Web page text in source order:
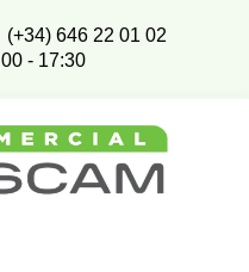
(+34) 646 22 01 02
- 17:30